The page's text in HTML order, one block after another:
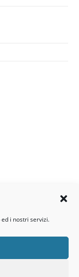
i nostri servizi.
31030